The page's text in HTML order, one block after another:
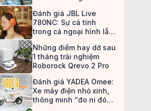
an toàn
Đánh giá JBL Live
780NC: Sự cá tính
trong cả ngoại hình lẫn
Những điểm hay dở sau
1 tháng trải nghiệm
Roborock Qrevo 2 Pro
Đánh giá YADEA Omee:
Xe máy điện nhỏ xinh,
thông minh “đo ni đóng